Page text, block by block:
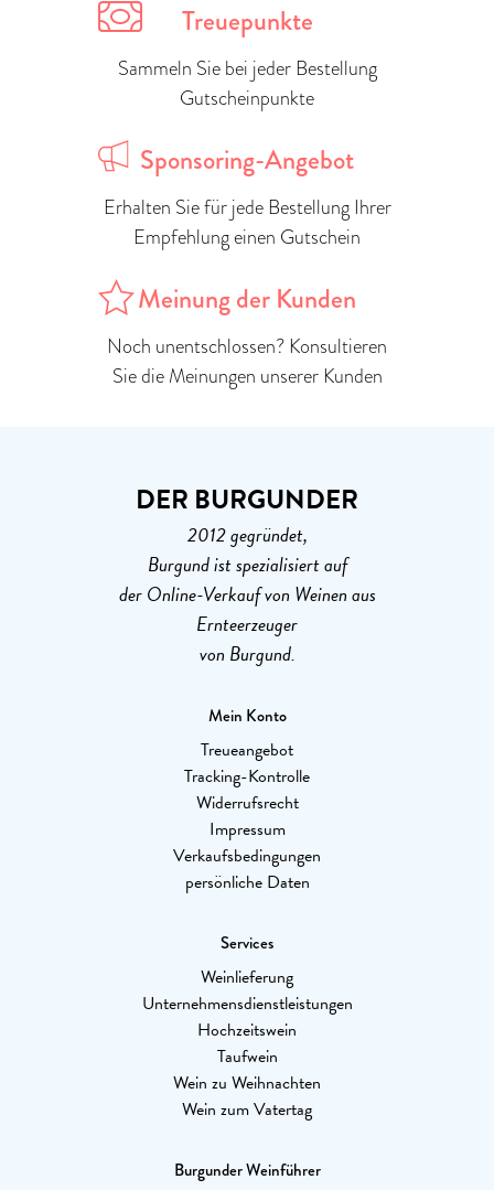
Treuepunkte
Sammeln Sie bei jeder Bestellung
Gutscheinpunkte
Sponsoring-Angebot
Erhalten Sie für jede Bestellung Ihrer
Empfehlung einen Gutschein
Meinung der Kunden
Noch unentschlossen? Konsultieren
Sie die Meinungen unserer Kunden
DER BURGUNDER
2012 gegründet,
Burgund ist spezialisiert auf
der Online-Verkauf von Weinen aus
Ernteerzeuger
von Burgund.
Mein Konto
Treueangebot
Tracking-Kontrolle
Widerrufsrecht
Impressum
Verkaufsbedingungen
persönliche Daten
Services
Weinlieferung
Unternehmensdienstleistungen
Hochzeitswein
Taufwein
Wein zu Weihnachten
Wein zum Vatertag
Burgunder Weinführer